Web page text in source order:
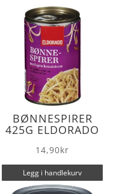
BØNNESPIRER
425G ELDORADO
14,90kr
Legg i handlekurv